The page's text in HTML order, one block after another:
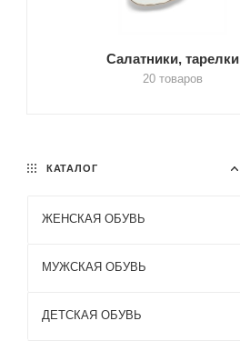
Салатники, тарелки
20 товаров
КАТАЛОГ
ЖЕНСКАЯ ОБУВЬ
МУЖСКАЯ ОБУВЬ
ДЕТСКАЯ ОБУВЬ